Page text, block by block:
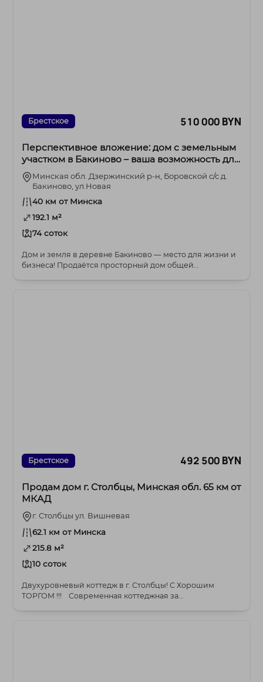
Брестское 510 000 BYN
Перспективное вложение: дом с земельным
участком в Бакиново – ваша возможность для
роста и развития!
Минская обл. Дзержинский р-н, Боровской с/с д.
Бакиново, ул.Новая
40 км от Минска
192.1 м²
74 соток
Дом и земля в деревне Бакиново — место для жизни и
бизнеса! Продаётся просторный дом общей
Брестское 492 500 BYN
Продам дом г. Столбцы, Минская обл. 65 км от
МКАД
г. Столбцы ул. Вишневая
62.1 км от Минска
215.8 м²
10 соток
Двухуровневый коттедж в г. Столбцы! С Хорошим
ТОРГОМ !!! Современная коттеджная за...